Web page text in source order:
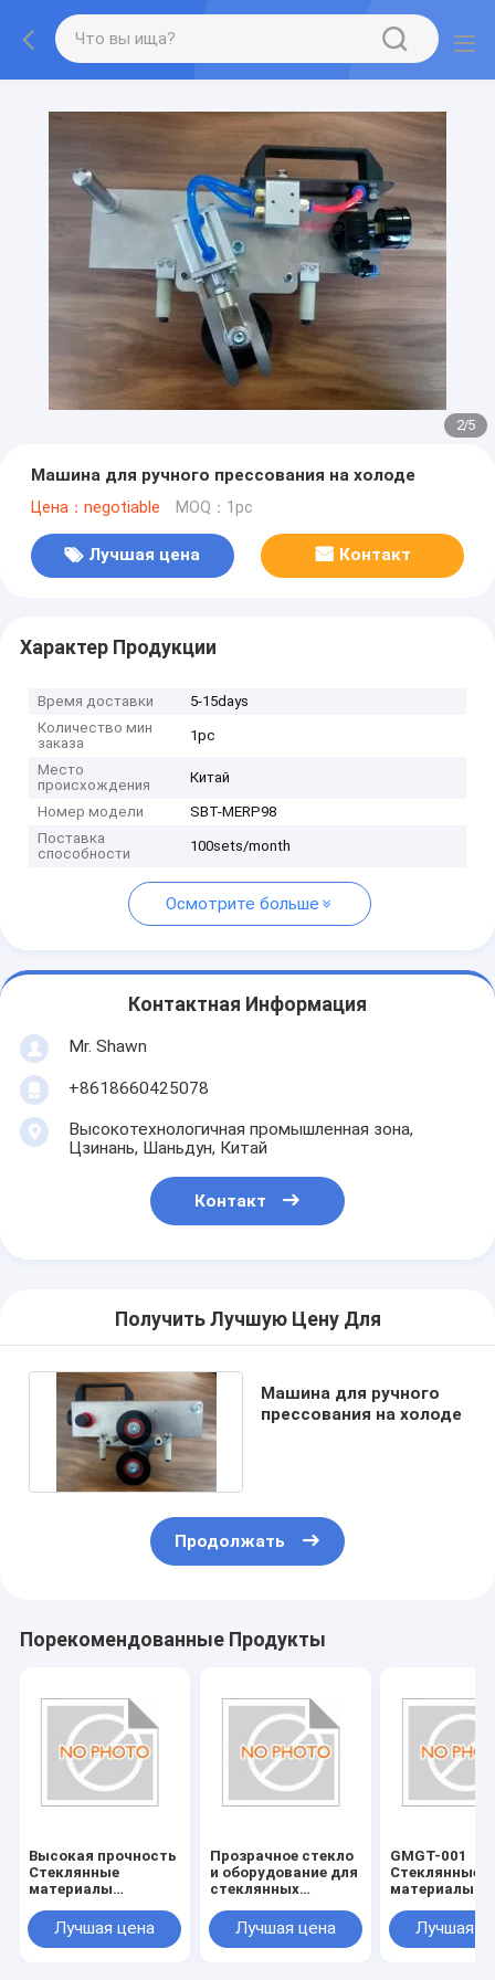
2/5
Машина для ручного прессования на холоде
Цена：negotiable MOQ：1pc
Лучшая цена Контакт
Характер Продукции
Время доставки
5-15days
Количество мин
заказа
1pc
Место
происхождения
Китай
Номер модели
SBT-MERP98
Поставка
способности
100sets/month
Осмотрите больше
Контактная Информация
Mr. Shawn
+8618660425078
Высокотехнологичная промышленная зона,
Цзинань, Шаньдун, Китай
Контакт
Получить Лучшую Цену Для
Машина для ручного
прессования на холоде
Продолжать
Порекомендованные Продукты
Высокая прочность
Стеклянные
материалы
инструменты
Устойчивые к
Лучшая цена
Прозрачное стекло
и оборудование для
стеклянных
Лучшая цена
GMGT-001
Стеклянные
материалы
инструменты
Страна
Лучшая